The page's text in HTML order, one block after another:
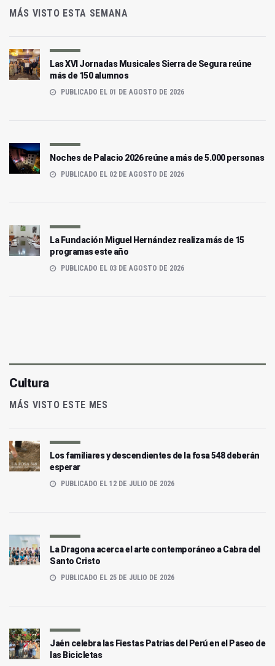
MÁS VISTO ESTA SEMANA
Las XVI Jornadas Musicales Sierra de Segura reúne
más de 150 alumnos
PUBLICADO EL 01 DE AGOSTO DE 2026
Noches de Palacio 2026 reúne a más de 5.000 personas
PUBLICADO EL 02 DE AGOSTO DE 2026
La Fundación Miguel Hernández realiza más de 15
programas este año
PUBLICADO EL 03 DE AGOSTO DE 2026
Cultura
MÁS VISTO ESTE MES
Los familiares y descendientes de la fosa 548 deberán
esperar
PUBLICADO EL 12 DE JULIO DE 2026
La Dragona acerca el arte contemporáneo a Cabra del
Santo Cristo
PUBLICADO EL 25 DE JULIO DE 2026
Jaén celebra las Fiestas Patrias del Perú en el Paseo de
las Bicicletas